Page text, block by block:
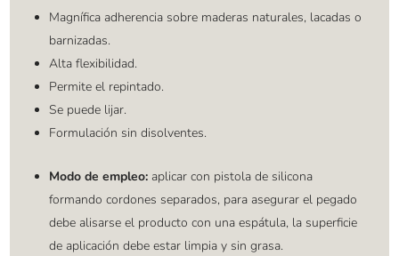
Magnífica adherencia sobre maderas naturales, lacadas o
barnizadas.
Alta flexibilidad.
Permite el repintado.
Se puede lijar.
Formulación sin disolventes.
Modo de empleo: aplicar con pistola de silicona
formando cordones separados, para asegurar el pegado
debe alisarse el producto con una espátula, la superficie
de aplicación debe estar limpia y sin grasa.